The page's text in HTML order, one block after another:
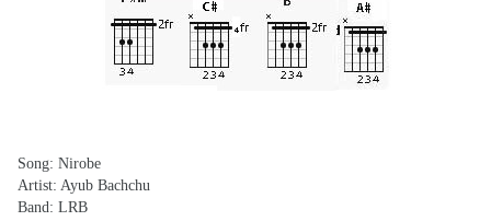
Song: Nirobe
Artist: Ayub Bachchu
Band: LRB